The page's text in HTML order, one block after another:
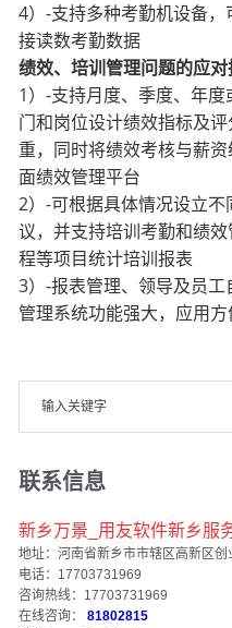
4）-支持多种考勤机设备
接读数考勤数据
绩效、培训管理问题的应对
1）-支持月度、季度、年
门和岗位设计绩效指标及
重，同时将绩效考核与薪
面绩效管理平台
2）-可根据具体情况设立
议，并支持培训考勤和绩
程等项目统计培训报表
3）-报表管理、领导及员
管理系统功能强大，应用
联系信息
新乡万景_用友软件新乡服
地址：河南省新乡市市辖区高新区
电话：17703731969
咨询热线：17703731969
在线咨询：
81802815